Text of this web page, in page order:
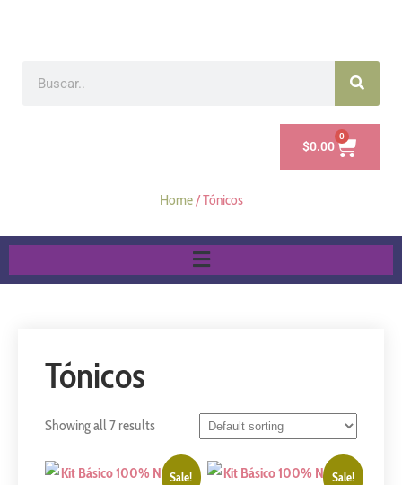
$0.00
0
Home/ Tónicos
Tónicos
Showing all 7 results
Sale! Sale!